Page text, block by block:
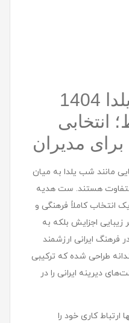
ست هديه شب یلدا 1404
انتخابی
مدیران
مانند شب یلدا به میان
هستند. ست هديه
حافظ یک انتخاب کاملاً فرهنگی و
اجزایش بلکه به
ایرانی ارزشمند
طراحی شده که ترکیبی
دیرینه ایرانی را در
ارتباط کاری خود را